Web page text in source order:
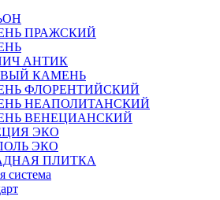
ПРАЖСКИЙ
АНТИК
КАМЕНЬ
ФЛОРЕНТИЙСКИЙ
НЕАПОЛИТАНСКИЙ
ВЕНЕЦИАНСКИЙ
ЭКО
ЭКО
ПЛИТКА
система